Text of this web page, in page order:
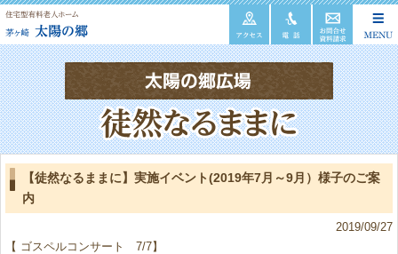
【徒然なるままに】実施イベント(2019年7月～9月）様子のご案
内
2019/09/27
【 ゴスペルコンサート 7/7】